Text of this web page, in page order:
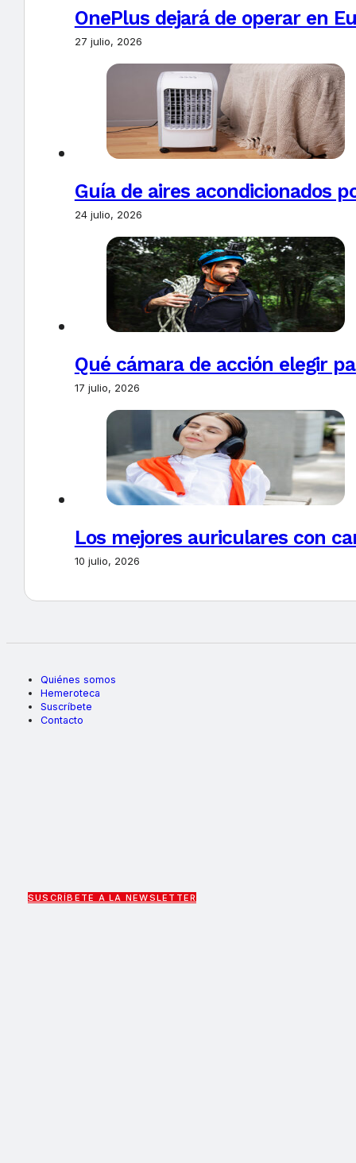
OnePlus dejará de operar en
27 julio, 2026
Guía de aires acondicionados
24 julio, 2026
Qué cámara de acción elegir
17 julio, 2026
Los mejores auriculares con
10 julio, 2026
Quiénes somos
Hemeroteca
Suscríbete
Contacto
SUSCRÍBETE A LA NEWSLETTER